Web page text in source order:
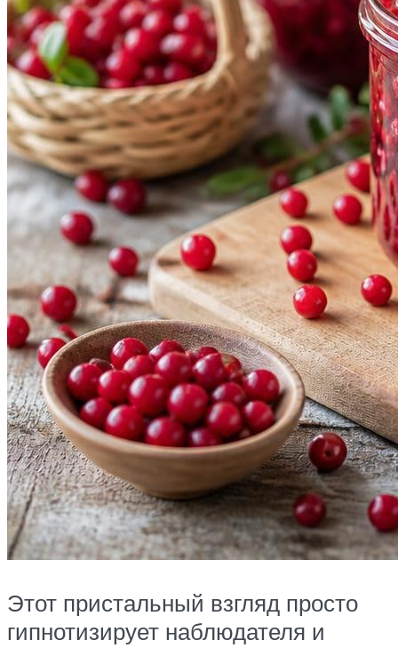
Этот пристальный взгляд просто
гипнотизирует наблюдателя и